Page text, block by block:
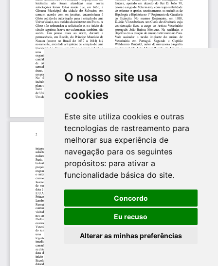
O nosso site usa
cookies
Este site utiliza cookies e outras
tecnologias de rastreamento para
melhorar sua experiência de
navegação para os seguintes
propósitos: para ativar a
funcionalidade básica do site.
Concordo
Eu recuso
Alterar as minhas preferências